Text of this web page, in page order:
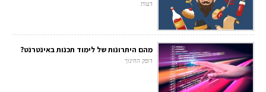
דעות
מהם היתרונות של לימוד תכנות באינטרנט?
דופק החינוך